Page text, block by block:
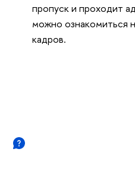
пропуск и проходит
можно ознакомиться
кадров.